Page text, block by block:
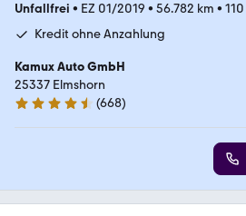
Unfallfrei • EZ 01/2019 • 56.782 km •
Kredit ohne Anzahlung
Kamux Auto GmbH
25337 Elmshorn
4.6 Sterne
(668)